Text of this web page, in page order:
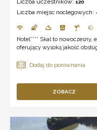
Liczba uczestników: 120
Liczba miejsc noclegowych:
Hotel**** Skal to
oferujący wysoką jakość
ZOBACZ